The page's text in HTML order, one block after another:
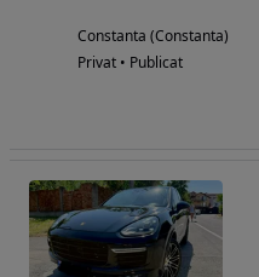
Constanta (Constanta)
Privat • Publicat